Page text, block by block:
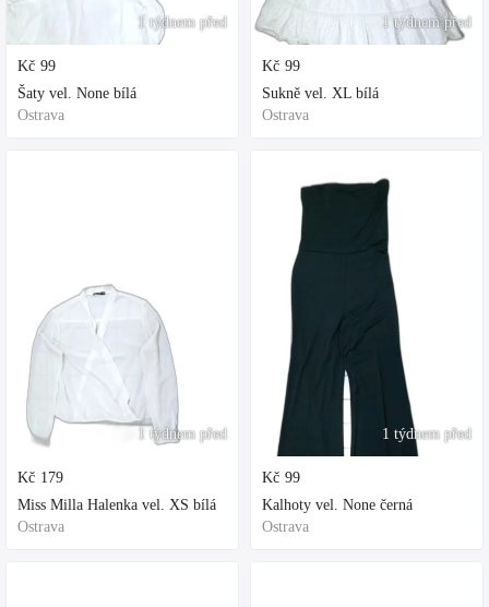
1 týdnem před
Kč 99
Šaty vel. None bílá
Ostrava
1 týdnem před
Kč 179
Miss Milla Halenka vel. XS bílá
Ostrava
1 týdnem před
Kč 99
Sukně vel. XL bílá
Ostrava
1 týdnem před
Kč 99
Kalhoty vel. None černá
Ostrava